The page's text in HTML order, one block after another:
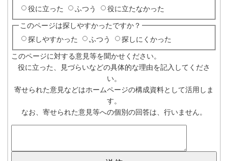
役に立った
ふつう 役に立たなかった
このページは探しやすかったですか？
探しやすかった
ふつう 探しにくかった
このページに対する意見等を聞かせください。
役に立った、見づらいなどの具体的な理由を記入してくださ
い。
寄せられた意見などはホームページの構成資料として活用しま
す。
なお、寄せられた意見等への個別の回答は、行いません。